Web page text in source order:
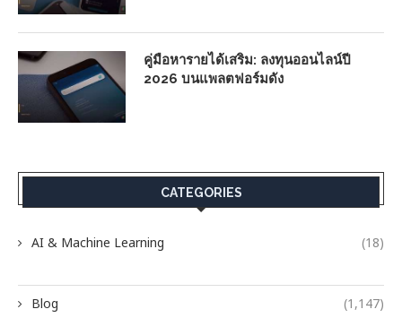
คู่มือหารายได้เสริม: ลงทุนออนไลน์ปี
2026 บนแพลตฟอร์มดัง
CATEGORIES
AI & Machine Learning (18)
Blog (1,147)